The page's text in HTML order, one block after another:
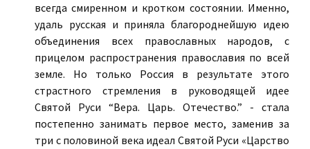
всегда смиренном и кротком состоянии. Именно,
удаль русская и приняла благороднейшую идею
объединения всех православных народов, с
прицелом распространения православия по всей
земле. Но только Россия в результате этого
страстного стремления в руководящей идее
Святой Руси “Вера. Царь. Отечество.” - стала
постепенно занимать первое место, заменив за
три с половиной века идеал Святой Руси «Царство